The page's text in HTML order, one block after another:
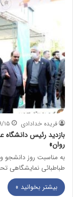
فریده خدادادی
بازدید رئیس دانشگاه
روان»
به مناسبت روز دانشجو
طباطبائی نمایشگاهی
بیشتر بخوانید »